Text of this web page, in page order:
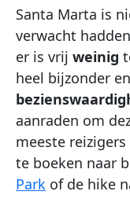
Santa Marta is
verwacht
er is vrij weinig
heel bijzonder
aanraden om
meeste
te boeken naar
Park of de hike